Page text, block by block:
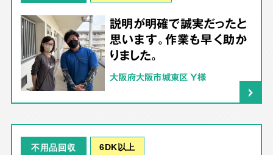
説明が明確で誠実だったと
思います。作業も早く助か
りました。
大阪府大阪市城東区 Y様
不用品回収 6DK以上